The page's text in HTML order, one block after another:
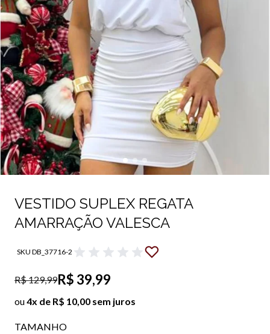
VESTIDO SUPLEX REGATA
AMARRAÇÃO VALESCA
SKU DB_37716-2
R$ 129,99R$ 39,99
ou4x de R$ 10,00 sem juros
TAMANHO